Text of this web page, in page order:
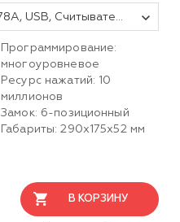
POS клавиатура Heng Yu S78A, USB, Считыватель MSR, Черный
Программирование:
многоуровневое
Ресурс нажатий: 10
миллионов
Замок: 6-позиционный
Габариты: 290x175x52 мм
В КОРЗИНУ